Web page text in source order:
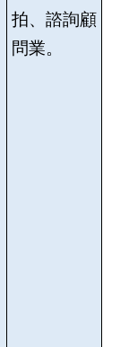
拍、諮詢顧
問業。